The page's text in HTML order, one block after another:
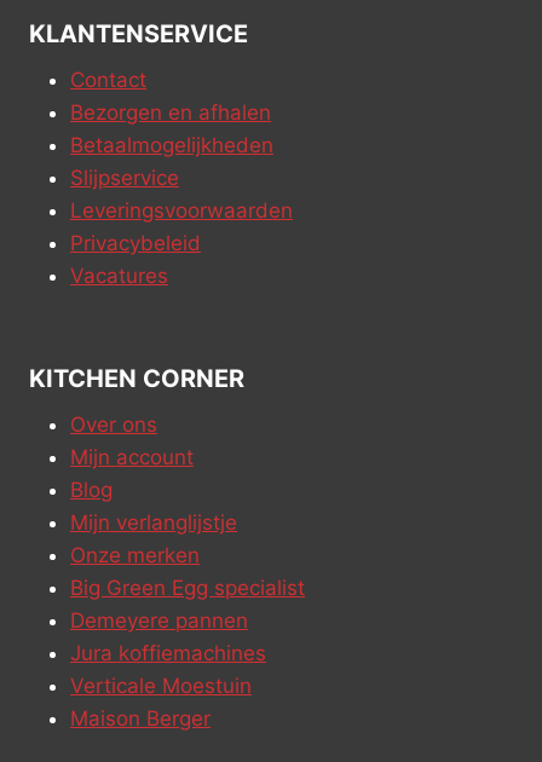
KLANTENSERVICE
Contact
Bezorgen en afhalen
Betaalmogelijkheden
Slijpservice
Leveringsvoorwaarden
Privacybeleid
Vacatures
KITCHEN CORNER
Over ons
Mijn account
Blog
Mijn verlanglijstje
Onze merken
Big Green Egg specialist
Demeyere pannen
Jura koffiemachines
Verticale Moestuin
Maison Berger